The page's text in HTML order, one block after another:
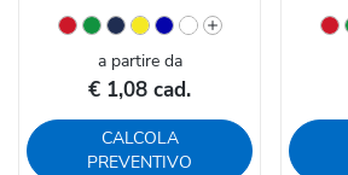
a partire da
€ 1,08 cad.
CALCOLA
PREVENTIVO